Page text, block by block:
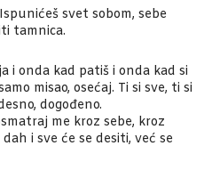
svet sobom, sebe
tamnica.
i onda kad patiš i onda kad si
misao, osećaj. Ti si sve, ti si
dogođeno.
me kroz sebe, kroz
i sve će se desiti, već se